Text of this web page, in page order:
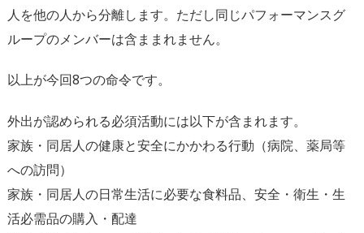
人を他の人から分離します。ただし同じパフォーマンスグ
ループのメンバーは含ままれません。
以上が今回8つの命令です。
外出が認められる必須活動には以下が含まれます。
家族・同居人の健康と安全にかかわる行動（病院、薬局等
への訪問）
家族・同居人の日常生活に必要な食料品、安全・衛生・生
活必需品の購入・配達